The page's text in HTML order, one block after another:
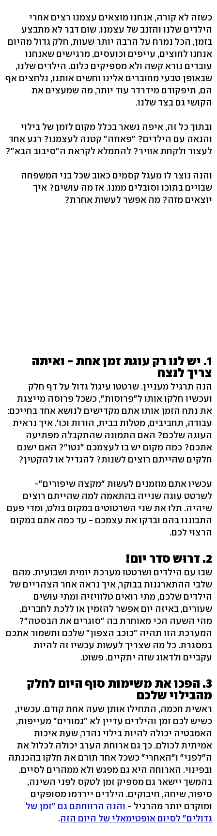
כשזה לא קורה, אנחנו מוצאים עצמנו רצים אחרי
הילדים שלנו והזנב של עצמנו. שום דבר לא מתבצע
בזמן, הכל נמרח על הרבה יותר שעות, חלק גדול מהיום
אנחנו לחוצים, עייפים וכועסים, מרגישים שאנחנו
עובדים נורא קשה ולא מספיקים כלום. הילדים שלנו,
שבאופן טבעי מחוברים אלינו וחשים אותנו, נלחצים אף
הם, תיפקודם מידרדר עוד יותר, מה שמעצים את
הקושי גם בצד שלנו.
ובתוך כל זה, איפה נשאר בכלל מקום לזמן של בילוי
והנאה עם הילדים? "פאוזה" קטנה לעצמנו? רגע אחד
לעצור ולקחת אוויר? להתמלא לקראת ה"סיבוב הבא"?
והנה נוצר לו מעגל קסמים כאוב שכל בני המשפחה
שבויים בתוכו וסובלים ממנו. אז מה עושים? איך
יוצאים מזה? מה אפשר לעשות אחרת?
1. יש לנו רק עוגת זמן אחת - ואיתה
צריך לנצח
הנה תרגיל מעניין. שרטטו עיגול גדול על דף חלק
ועכשיו חלקו אותו ל"פרוסות", כשכל פרוסה מייצגת
את נתח הזמן אותו אתם מקדישים לנושא אחד בחייכם:
עבודה, תחביבים, מטלות בבית, הורות וכו'. איך נראית
העוגה שלכם? האם התמונה שהתקבלה מפתיעה
אתכם? כמה מקום יש בו לעצמכם "נטו"? האם ישנם
חלקים שהייתם רוצים לשנות? להגדיל או להקטין?
עכשיו אתם מוזמנים לעשות "מקצה שיפורים"-
לשרטט עוגה שנייה בהתאמה למה שהייתם רוצים
שיהיה. תלו את שני השרטוטים במקום בולט, ומדי פעם
התבוננו בהם ובדקו את עצמכם - עד כמה אתם במקום
הרצוי לכם.
2. דרוּש סדר יום!
שבו עם הילדים ושרטטו מערכת יומית ושבועית. מהם
שלבי ההתארגנות בבוקר, איך נראה אחר הצהריים של
הילדים שלכם, מתי רואים טלוויזיה ומתי עושים
שעורים, באיזה יום אפשר להזמין או ללכת לחברים,
מהי השעה הכי מאוחרת בה "סוגרים את הבסטה"?
המערכת הזו תהיה "כוכב הצפון" שלכם ותשמור אתכם
במסגרת. כל מה שצריך לעשות עכשיו זה להיות
עקביים ולדאוג שזה יתקיים. פשוט.
3. הפכו את משימות סוף היום לחלק
מהבילוי שלכם
ראשית חכמה, התחילו אותן שעה אחת קודם. עכשיו,
כשיש לכם זמן והילדים עדיין לא "גמורים" מעייפות,
האמבטיה יכולה להיות בילוי נהדר, שעת איכות
אמיתית לכולם. כך גם ארוחת הערב יכולה לכלול את
ה"לפני" ו"האחרי" כשכל אחד תורם את חלקו בהכנתה
ובפינוי. הארוחה היא גם מפגש ולא ממהרים לסיים.
בהמשך יישאר גם מספיק זמן לטקס לפני השינה,
סיפור, שיחה, חיבוקים. הילדים יירדמו מסופקים
ומוקדם יותר מהרגיל - והנה הרווחתם גם "זמן של
גדולים" לסיום אופטימאלי של היום הזה.